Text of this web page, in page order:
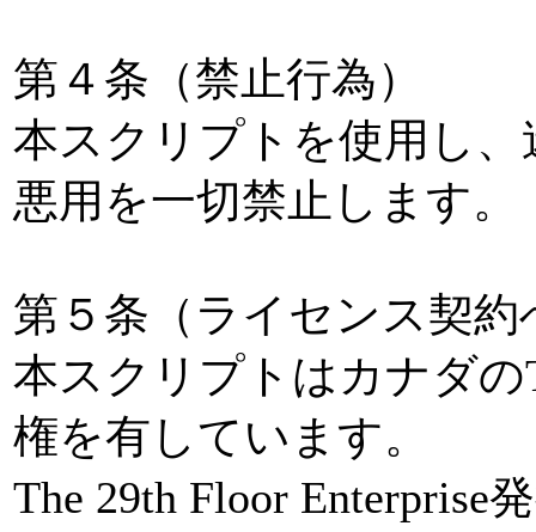
第４条（禁止行為）
本スクリプトを使用し
悪用を一切禁止します。
第５条（ライセンス契約
本スクリプトはカナダの
権を有しています。
The 29th Floor